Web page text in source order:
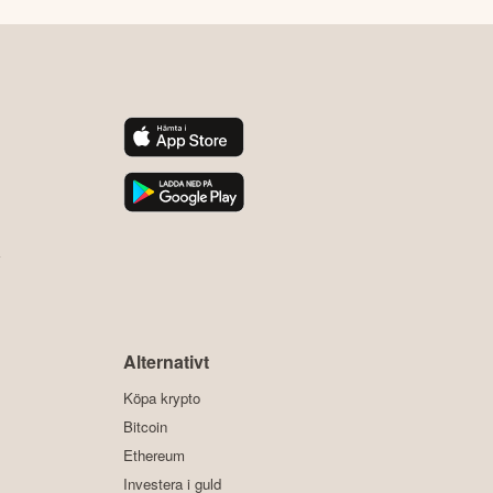
Alternativt
Köpa krypto
Bitcoin
Ethereum
Investera i guld